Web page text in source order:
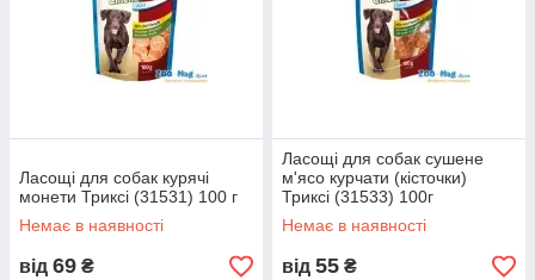
Ласощі для собак курячі
монети Триксі (31531) 100 г
Немає в наявності
від 69 ₴
Ласощі для собак сушене
м'ясо курчати (кісточки)
Триксі (31533) 100г
Немає в наявності
від 55 ₴